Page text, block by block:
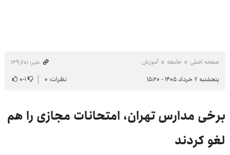
صفحه اصلی جامعه آموزش
خبر: ۱۴۹٬۶۰۱
پنجشنبه ۷ خرداد ۱۴۰۵ - ۱۵:۲۰
نظرات: ۰ ۱-۰
برخی مدارس تهران، امتحانات مجازی را هم
لغو کردند